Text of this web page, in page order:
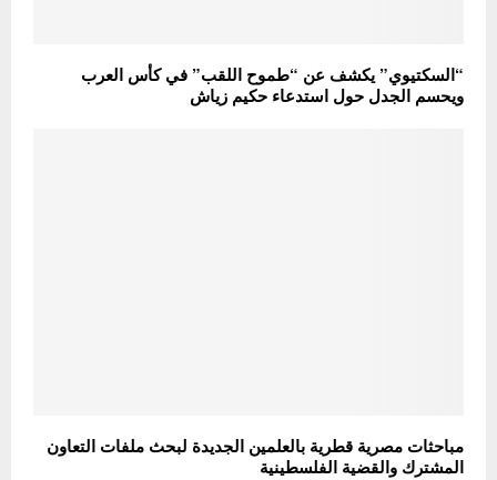
“السكتيوي” يكشف عن “طموح اللقب” في كأس العرب
ويحسم الجدل حول استدعاء حكيم زياش
مباحثات مصرية قطرية بالعلمين الجديدة لبحث ملفات التعاون
المشترك والقضية الفلسطينية